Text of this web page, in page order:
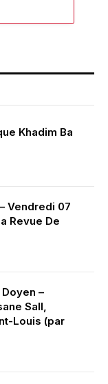
Khadim Ba
Vendredi 07
Revue De
–
Sall,
Louis (par